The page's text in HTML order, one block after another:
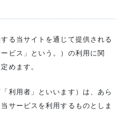
る当サイトを通じて提供される
ビス」という。）の利用に関
めます。
利用者」といいます）は、あら
サービスを利用するものとしま